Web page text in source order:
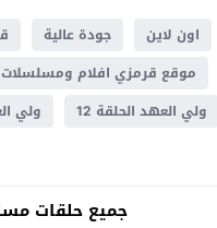
اون لاين جودة عالية
موقع قرمزي افلام ومسلسلات
ولي العهد الحلقة 12 ولي
جميع حلقات